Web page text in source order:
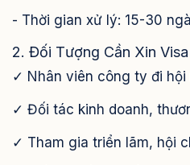
- Thời gian xử lý: 15-30
2. Đối Tượng Cần Xin
✓ Nhân viên công ty đi hội
✓ Đối tác kinh doanh,
✓ Tham gia triển lãm, hội